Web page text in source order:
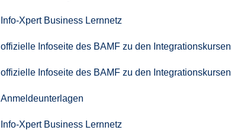
Info-Xpert Business Lernnetz
offizielle Infoseite des BAMF zu den Integrationskursen
offizielle Infoseite des BAMF zu den Integrationskursen
Anmeldeunterlagen
Info-Xpert Business Lernnetz